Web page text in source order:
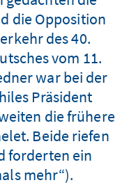
die Opposition
des 40.
vom 11.
war bei der
Präsident
die frühere
Beide riefen
forderten ein
mehr“).